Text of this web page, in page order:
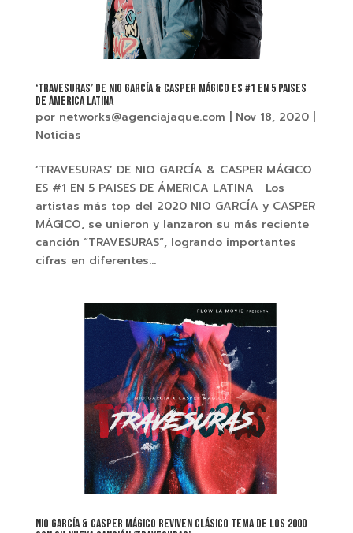
‘TRAVESURAS’ DE NIO GARCÍA & CASPER MÁGICO ES #1 EN 5 PAISES
DE ÁMERICA LATINA
por networks@agenciajaque.com | Nov 18, 2020|
Noticias
‘TRAVESURAS’ DE NIO GARCÍA & CASPER MÁGICO
ES #1 EN 5 PAISES DE ÁMERICA LATINA Los
artistas más top del 2020 NIO GARCÍA y CASPER
MÁGICO, se unieron y lanzaron su más reciente
canción “TRAVESURAS”, logrando importantes
cifras en diferentes...
NIO GARCÍA & CASPER MÁGICO REVIVEN CLÁSICO TEMA DE LOS 2000